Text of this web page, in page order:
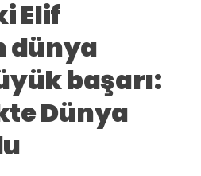
Elif
dünya
başarı:
Dünya